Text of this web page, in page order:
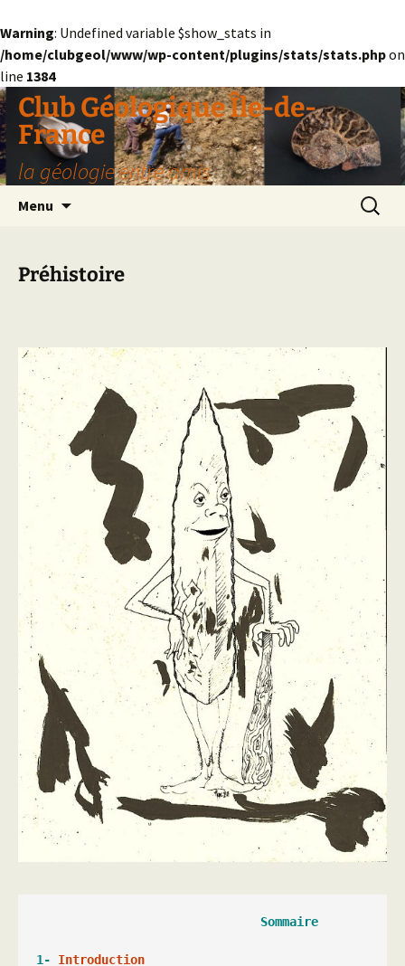
Warning: Undefined variable $show_stats in
/home/clubgeol/www/wp-content/plugins/stats/stats.phpon
line 1384
Aller
au
contenu
Club Géologique Île-de-
France
la géologie entre amis
Menu
Préhistoire
1- Introduction